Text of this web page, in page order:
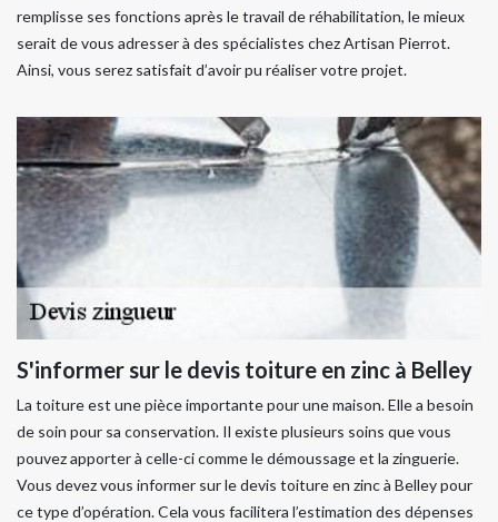
remplisse ses fonctions après le travail de réhabilitation, le mieux
serait de vous adresser à des spécialistes chez Artisan Pierrot.
Ainsi, vous serez satisfait d’avoir pu réaliser votre projet.
S'informer sur le devis toiture en zinc à Belley
La toiture est une pièce importante pour une maison. Elle a besoin
de soin pour sa conservation. Il existe plusieurs soins que vous
pouvez apporter à celle-ci comme le démoussage et la zinguerie.
Vous devez vous informer sur le devis toiture en zinc à Belley pour
ce type d’opération. Cela vous facilitera l’estimation des dépenses